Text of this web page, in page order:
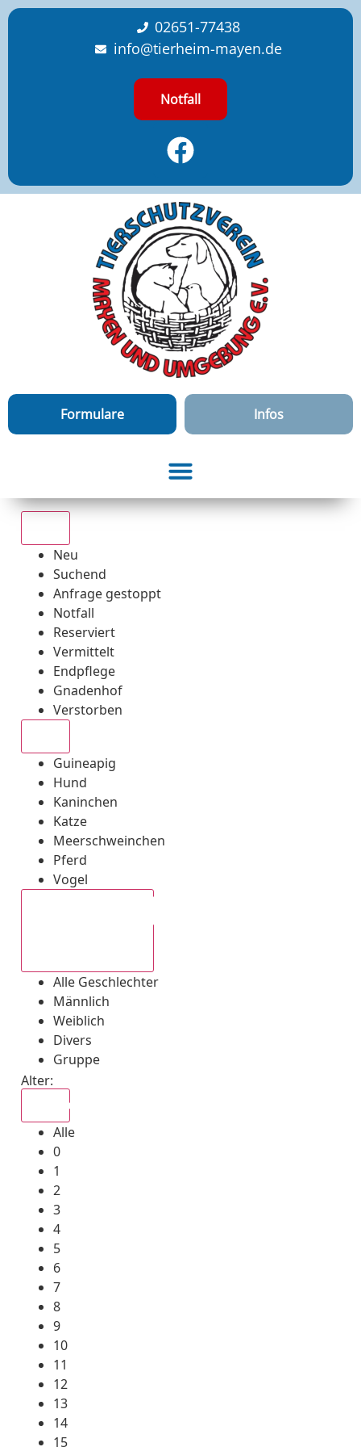
content
02651-77438
info@tierheim-mayen.de
Notfall
Formulare Infos
Neu
Suchend
Anfrage gestoppt
Notfall
Reserviert
Vermittelt
Endpflege
Gnadenhof
Verstorben
Guineapig
Hund
Kaninchen
Katze
Meerschweinchen
Pferd
Vogel
Alle Geschlechter
Männlich
Weiblich
Divers
Gruppe
Alter:
Alle
0
1
2
3
4
5
6
7
8
9
10
11
12
13
14
15